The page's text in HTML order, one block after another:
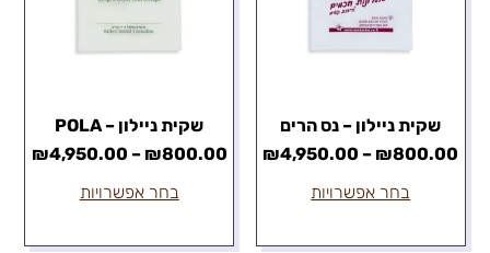
שקית ניילון – נס הרים
₪800.00
–
₪4,950.00
בחר אפשרויות
שקית ניילון – POLA
₪800.00
–
₪4,950.00
בחר אפשרויות